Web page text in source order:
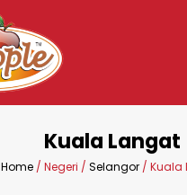
Kuala Langat
Home/ Negeri / Selangor/ Kuala